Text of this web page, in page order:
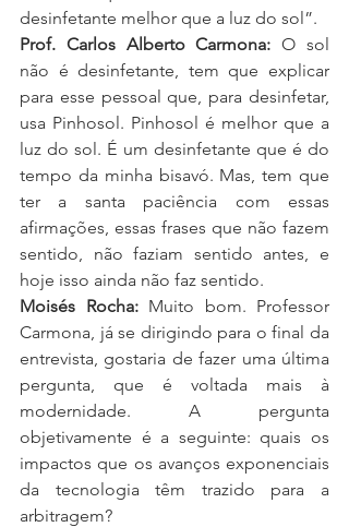
desinfetante melhor que a luz do sol”.
Prof. Carlos Alberto Carmona: O sol
não é desinfetante, tem que explicar
para esse pessoal que, para desinfetar,
usa Pinhosol. Pinhosol é melhor que a
luz do sol. É um desinfetante que é do
tempo da minha bisavó. Mas, tem que
ter a santa paciência com essas
afirmações, essas frases que não fazem
sentido, não faziam sentido antes, e
hoje isso ainda não faz sentido.
Moisés Rocha: Muito bom. Professor
Carmona, já se dirigindo para o final da
entrevista, gostaria de fazer uma última
pergunta, que é voltada mais à
modernidade. A pergunta
objetivamente é a seguinte: quais os
impactos que os avanços exponenciais
da tecnologia têm trazido para a
arbitragem?